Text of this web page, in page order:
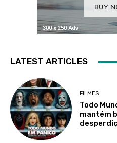
LATEST ARTICLES
FILMES
Todo
mantém